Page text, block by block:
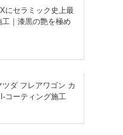
にセラミック史上最
｜漆黒の艶を極め
ツダ フレアワゴン カ
コーティング施工